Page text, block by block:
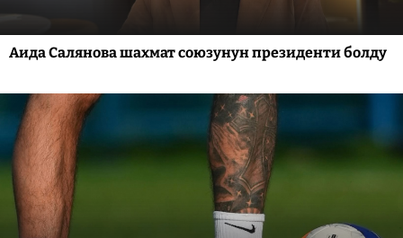
Аида Салянова шахмат союзунун президенти болду